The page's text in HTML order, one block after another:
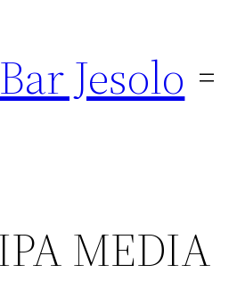
Jesolo
MEDIA